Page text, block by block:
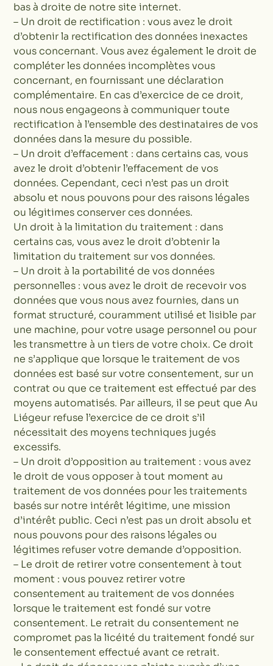
bas à droite de notre site internet.
– Un droit de rectification : vous avez le droit
d’obtenir la rectification des données inexactes
vous concernant. Vous avez également le droit de
compléter les données incomplètes vous
concernant, en fournissant une déclaration
complémentaire. En cas d’exercice de ce droit,
nous nous engageons à communiquer toute
rectification à l’ensemble des destinataires de vos
données dans la mesure du possible.
– Un droit d’effacement : dans certains cas, vous
avez le droit d’obtenir l’effacement de vos
données. Cependant, ceci n’est pas un droit
absolu et nous pouvons pour des raisons légales
ou légitimes conserver ces données.
Un droit à la limitation du traitement : dans
certains cas, vous avez le droit d’obtenir la
limitation du traitement sur vos données.
– Un droit à la portabilité de vos données
personnelles : vous avez le droit de recevoir vos
données que vous nous avez fournies, dans un
format structuré, couramment utilisé et lisible par
une machine, pour votre usage personnel ou pour
les transmettre à un tiers de votre choix. Ce droit
ne s’applique que lorsque le traitement de vos
données est basé sur votre consentement, sur un
contrat ou que ce traitement est effectué par des
moyens automatisés. Par ailleurs, il se peut que Au
Liégeur refuse l’exercice de ce droit s’il
nécessitait des moyens techniques jugés
excessifs.
– Un droit d’opposition au traitement : vous avez
le droit de vous opposer à tout moment au
traitement de vos données pour les traitements
basés sur notre intérêt légitime, une mission
d’intérêt public. Ceci n’est pas un droit absolu et
nous pouvons pour des raisons légales ou
légitimes refuser votre demande d’opposition.
– Le droit de retirer votre consentement à tout
moment : vous pouvez retirer votre
consentement au traitement de vos données
lorsque le traitement est fondé sur votre
consentement. Le retrait du consentement ne
compromet pas la licéité du traitement fondé sur
le consentement effectué avant ce retrait.